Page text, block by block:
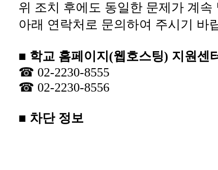
위 조치 후에도 동일한 문제가 계속
아래 연락처로 문의하여 주시기 바
■ 학교 홈페이지(웹호스팅) 지원센
☎ 02-2230-8555
☎ 02-2230-8556
■ 차단 정보